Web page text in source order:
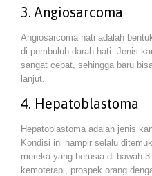
3. Angiosarcoma
Angiosarcoma hati adalah
di pembuluh darah hati. Jenis
sangat cepat, sehingga baru
lanjut.
4. Hepatoblastoma
Hepatoblastoma adalah jenis
Kondisi ini hampir selalu
mereka yang berusia di bawah
kemoterapi, prospek orang